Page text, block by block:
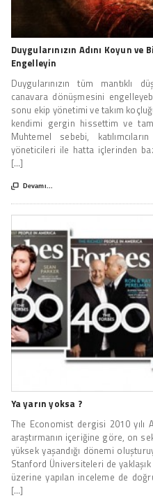
Duygularınızın Adını Koyun
Engelleyin
Duygularınızın tüm mantıklı
canavara dönüşmesini
sonu ekip yönetimi ve takım
kendimi gergin hissettim ve
Muhtemel sebebi,
yöneticileri ile hatta içlerinden
[...]
 Devamı...
Ya yarın yoksa ?
The Economist dergisi 2010 yılı
araştırmanın içeriğine göre, on
yüksek yaşandığı dönemi
Stanford Üniversiteleri de
üzerine yapılan inceleme de
[...]